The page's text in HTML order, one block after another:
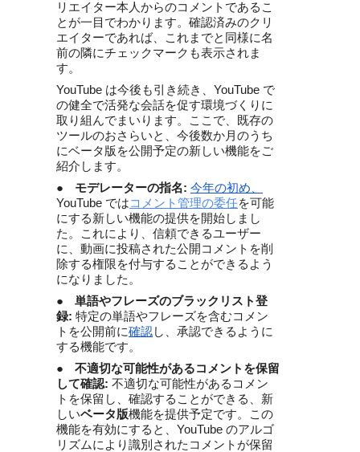
リエイター本人からのコメントであるこ
とが一目でわかります。確認済みのクリ
エイターであれば、これまでと同様に名
前の隣にチェックマークも表示されま
す。
YouTube は今後も引き続き、YouTube で
の健全で活発な会話を促す環境づくりに
取り組んでまいります。ここで、既存の
ツールのおさらいと、今後数か月のうち
にベータ版を公開予定の新しい機能をご
紹介します。
●
モデレーターの指名: 今年の初め、
YouTube ではコメント管理の委任を可能
にする新しい機能の提供を開始しまし
た。これにより、信頼できるユーザー
に、動画に投稿された公開コメントを削
除する権限を付与することができるよう
になりました。
●
単語やフレーズのブラックリスト登
録: 特定の単語やフレーズを含むコメン
トを公開前に確認し、承認できるように
する機能です。
●
不適切な可能性があるコメントを保留
して確認: 不適切な可能性があるコメン
トを保留し、確認することができる、新
しいベータ版機能を提供予定です。この
機能を有効にすると、YouTube のアルゴ
リズムにより識別されたコメントが保留